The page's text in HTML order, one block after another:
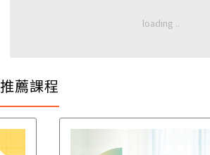
推薦課程